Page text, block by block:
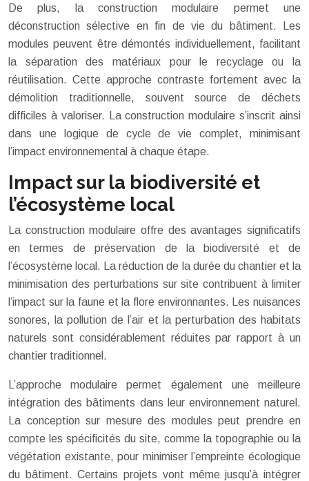
De plus, la construction modulaire permet une
déconstruction sélective en fin de vie du bâtiment. Les
modules peuvent être démontés individuellement, facilitant
la séparation des matériaux pour le recyclage ou la
réutilisation. Cette approche contraste fortement avec la
démolition traditionnelle, souvent source de déchets
difficiles à valoriser. La construction modulaire s’inscrit ainsi
dans une logique de cycle de vie complet, minimisant
l’impact environnemental à chaque étape.
Impact sur la biodiversité et
l’écosystème local
La construction modulaire offre des avantages significatifs
en termes de préservation de la biodiversité et de
l’écosystème local. La réduction de la durée du chantier et la
minimisation des perturbations sur site contribuent à limiter
l’impact sur la faune et la flore environnantes. Les nuisances
sonores, la pollution de l’air et la perturbation des habitats
naturels sont considérablement réduites par rapport à un
chantier traditionnel.
L’approche modulaire permet également une meilleure
intégration des bâtiments dans leur environnement naturel.
La conception sur mesure des modules peut prendre en
compte les spécificités du site, comme la topographie ou la
végétation existante, pour minimiser l’empreinte écologique
du bâtiment. Certains projets vont même jusqu’à intégrer